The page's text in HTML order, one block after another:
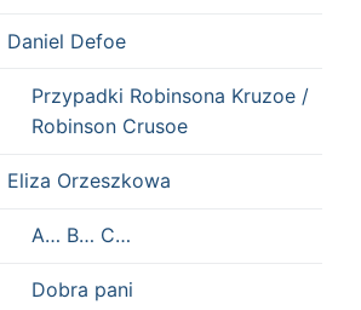
Daniel Defoe
Przypadki Robinsona Kruzoe /
Robinson Crusoe
Eliza Orzeszkowa
A… B… C…
Dobra pani